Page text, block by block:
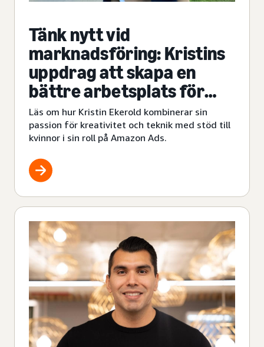
Tänk nytt vid
marknadsföring: Kristins
uppdrag att skapa en
bättre arbetsplats för
kvinnor i branschen
Läs om hur Kristin Ekerold kombinerar sin
passion för kreativitet och teknik med stöd till
kvinnor i sin roll på Amazon Ads.